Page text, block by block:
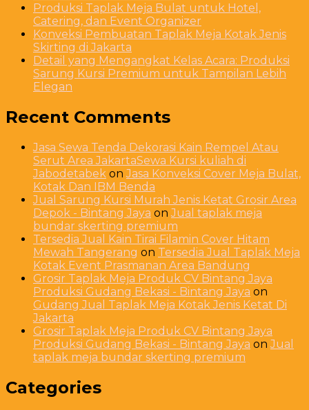
Produksi Taplak Meja Bulat untuk Hotel,
Catering, dan Event Organizer
Konveksi Pembuatan Taplak Meja Kotak Jenis
Skirting di Jakarta
Detail yang Mengangkat Kelas Acara: Produksi
Sarung Kursi Premium untuk Tampilan Lebih
Elegan
Recent Comments
Jasa Sewa Tenda Dekorasi Kain Rempel Atau
Serut Area JakartaSewa Kursi kuliah di
Jabodetabek onJasa Konveksi Cover Meja Bulat,
Kotak Dan IBM Benda
Jual Sarung Kursi Murah Jenis Ketat Grosir Area
Depok - Bintang Jaya onJual taplak meja
bundar skerting premium
Tersedia Jual Kain Tirai Filamin Cover Hitam
Mewah Tangerang on Tersedia Jual Taplak Meja
Kotak Event Prasmanan Area Bandung
Grosir Taplak Meja Produk CV Bintang Jaya
Produksi Gudang Bekasi - Bintang Jaya on
Gudang Jual Taplak Meja Kotak Jenis Ketat Di
Jakarta
Grosir Taplak Meja Produk CV Bintang Jaya
Produksi Gudang Bekasi - Bintang Jaya onJual
taplak meja bundar skerting premium
Categories